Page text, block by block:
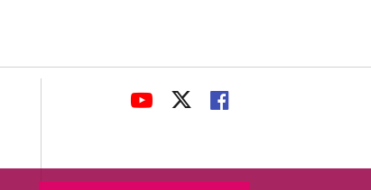
ENLACE
APLICACIÓN
ENLACE
APLICACIÓN
ENLACE
APLICACIÓN